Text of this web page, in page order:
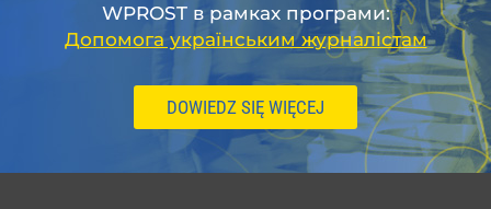
WPROST в рамках програми:
Допомога українським журналістам
DOWIEDZ SIĘ WIĘCEJ